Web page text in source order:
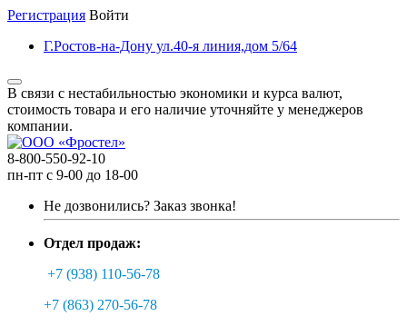
Регистрация Войти
Г.Ростов-на-Дону ул.40-я линия,дом 5/64
В связи с нестабильностью экономики и курса валют,
стоимость товара и его наличие уточняйте у менеджеров
компании.
8-800-550-92-10
пн-пт с 9-00 до 18-00
Не дозвонились? Заказ звонка!
Отдел продаж:
+7 (938) 110-56-78
+7 (863) 270-56-78